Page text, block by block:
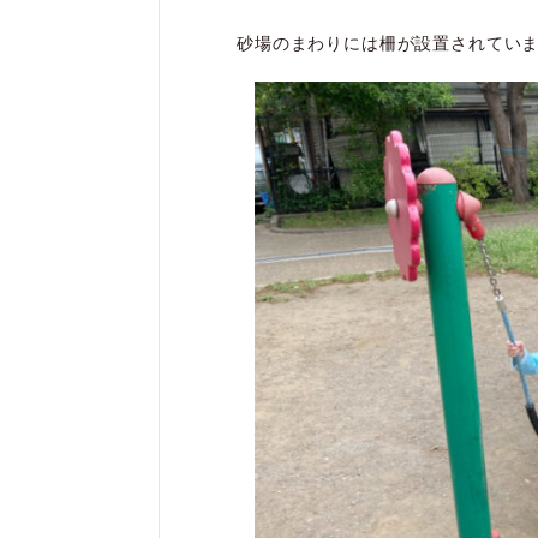
砂場のまわりには柵が設置されてい